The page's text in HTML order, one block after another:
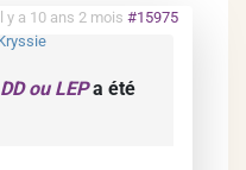
y a 10 ans 2 mois #15975
ou LEPa été